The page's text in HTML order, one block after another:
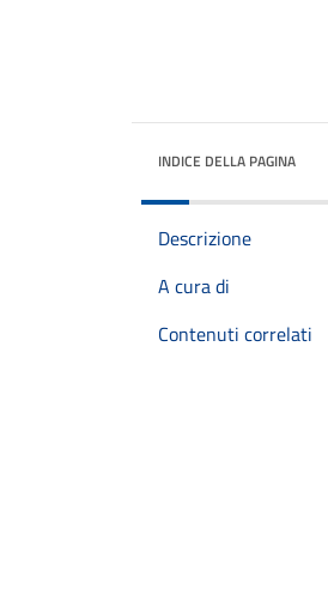
INDICE DELLA PAGINA
Descrizione
A cura di
Contenuti correlati